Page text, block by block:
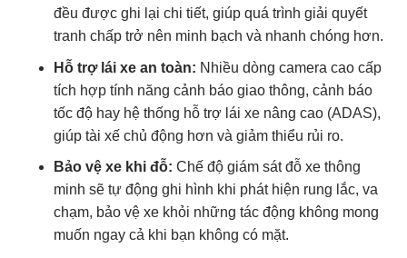
đều được ghi lại chi tiết, giúp quá trình giải quyết
tranh chấp trở nên minh bạch và nhanh chóng hơn.
Hỗ trợ lái xe an toàn: Nhiều dòng camera cao cấp
tích hợp tính năng cảnh báo giao thông, cảnh báo
tốc độ hay hệ thống hỗ trợ lái xe nâng cao (ADAS),
giúp tài xế chủ động hơn và giảm thiểu rủi ro.
Bảo vệ xe khi đỗ: Chế độ giám sát đỗ xe thông
minh sẽ tự động ghi hình khi phát hiện rung lắc, va
chạm, bảo vệ xe khỏi những tác động không mong
muốn ngay cả khi bạn không có mặt.